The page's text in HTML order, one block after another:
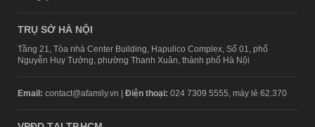
TRỤ SỞ HÀ NỘI
Tầng 21, Tòa nhà Center Building, Hapulico Complex, Số 01, phố
Nguyễn Huy Tưởng, phường Thanh Xuân, thành phố Hà Nội
Email: contact@afamily.vn | Điện thoại: 024 7309 5555, máy lẻ 62.370